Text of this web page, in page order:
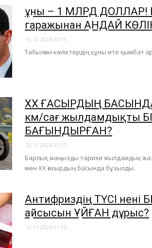
Құны – 1 МЛРД ДОЛЛАР!
гаражынан ҚАНДАЙ
12.12.2024 22:19
Табылған көліктердің құны өте қымбат
ХХ ҒАСЫРДЫҢ
км/сағ жылдамдықты
БАҒЫНДЫРҒАН?
20.11.2024 22:17
Барлық маңызды тарихи жылдамдық
мен ХХ ғасырдың басында бұзылды.
Антифриздің ТҮСІ нені
Қайсысын ҚҰЙҒАН дұрыс?
12.11.2024 21:35